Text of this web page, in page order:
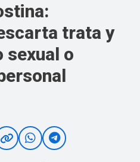
trata y
sexual o